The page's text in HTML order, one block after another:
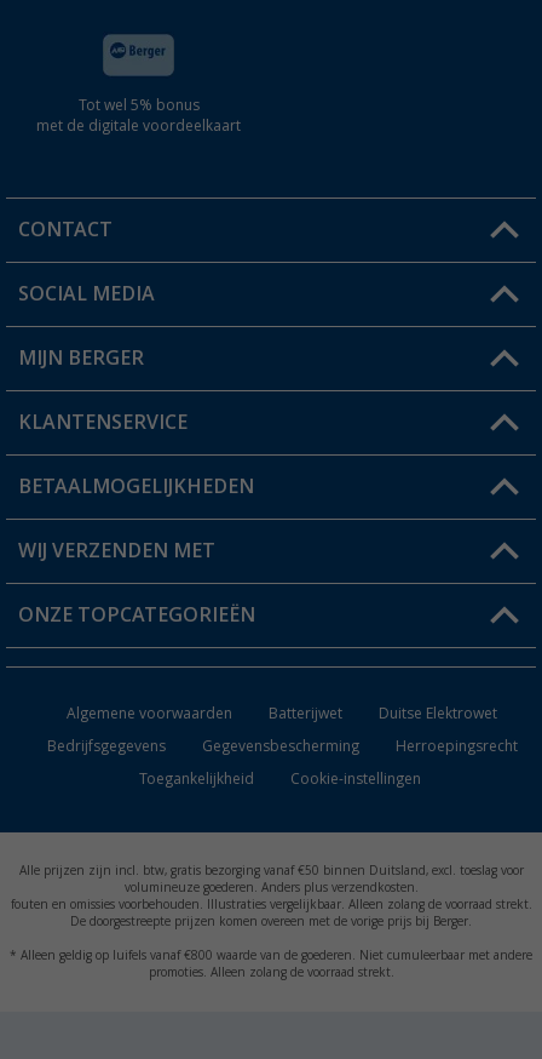
Tot wel 5% bonus
met de digitale voordeelkaart
CONTACT
Een vraag?
Winkel vinden
SOCIAL MEDIA
MIJN BERGER
Mijn account
Status bestelling
Verlanglijstje
KLANTENSERVICE
FAQ & Contact
Verzendinformatie
Catalogus
BETAALMOGELIJKHEDEN
WIJ VERZENDEN MET
ONZE TOPCATEGORIEËN
Campingmeubilair
Campingtoiletten
Inbouwkachels
Algemene voorwaarden Batterijwet
Duitse Elektrowet
Bedrijfsgegevens
Gegevensbescherming
Herroepingsrecht
Toegankelijkheid
Cookie-instellingen
Alle prijzen zijn incl. btw, gratis bezorging vanaf €50 binnen Duitsland, excl. toeslag voor
volumineuze goederen. Anders plus verzendkosten.
fouten en omissies voorbehouden. Illustraties vergelijkbaar. Alleen zolang de voorraad strekt.
De doorgestreepte prijzen komen overeen met de vorige prijs bij Berger.
* Alleen geldig op luifels vanaf €800 waarde van de goederen. Niet cumuleerbaar met andere
promoties. Alleen zolang de voorraad strekt.